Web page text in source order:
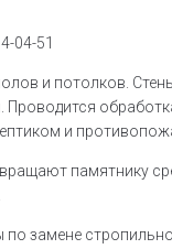
и потолков.
Проводится
и
памятнику
замене